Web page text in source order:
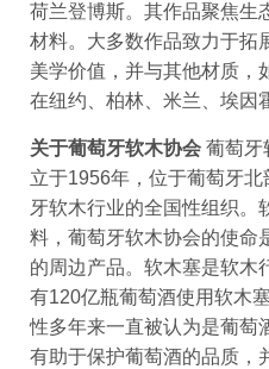
荷兰登博斯。其作品聚焦生
材料。大多数作品致力于拓
美学价值，并与其他材质，
在纽约、柏林、米兰、埃因
关于葡萄牙软木协会 葡萄牙
立于1956年，位于葡萄牙
牙软木行业的全国性组织。
料，葡萄牙软木协会的使命
的周边产品。软木塞是软木
有120亿瓶葡萄酒使用软木
性多年来一直被认为是葡萄
有助于保护葡萄酒的品质，